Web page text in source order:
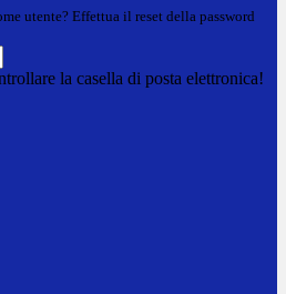
utente? Effettua il reset della password
la casella di posta elettronica!